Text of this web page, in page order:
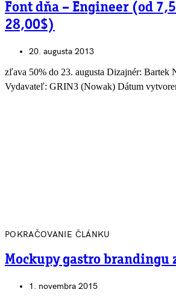
Font dňa – Engineer (od
28,00$)
20. augusta 2013
zľava 50% do 23. augusta Dizajnér: Bartek
Vydavateľ: GRIN3 (Nowak) Dátum
POKRAČOVANIE ČLÁNKU
Mockupy gastro brandingu
1. novembra 2015